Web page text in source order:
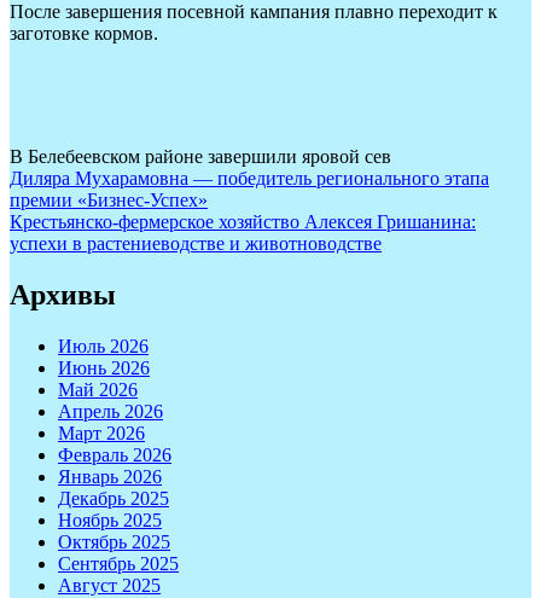
После завершения посевной кампания плавно переходит к
заготовке кормов.
В Белебеевском районе завершили яровой сев
Навигация
по
записям
Диляра Мухарамовна — победитель регионального этапа
премии «Бизнес-Успех»
Крестьянско-фермерское хозяйство Алексея Гришанина:
успехи в растениеводстве и животноводстве
Архивы
Июль 2026
Июнь 2026
Май 2026
Апрель 2026
Март 2026
Февраль 2026
Январь 2026
Декабрь 2025
Ноябрь 2025
Октябрь 2025
Сентябрь 2025
Август 2025